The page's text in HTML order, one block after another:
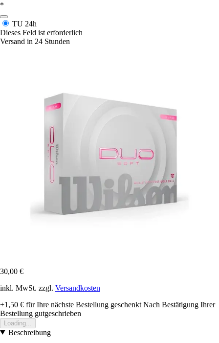
*
TU 24h
Dieses Feld ist erforderlich
Versand in 24 Stunden
30,00 €
inkl. MwSt. zzgl. Versandkosten
+1,50 € für Ihre nächste Bestellung geschenkt Nach Bestätigung Ihrer
Bestellung gutgeschrieben
Loading...
Beschreibung